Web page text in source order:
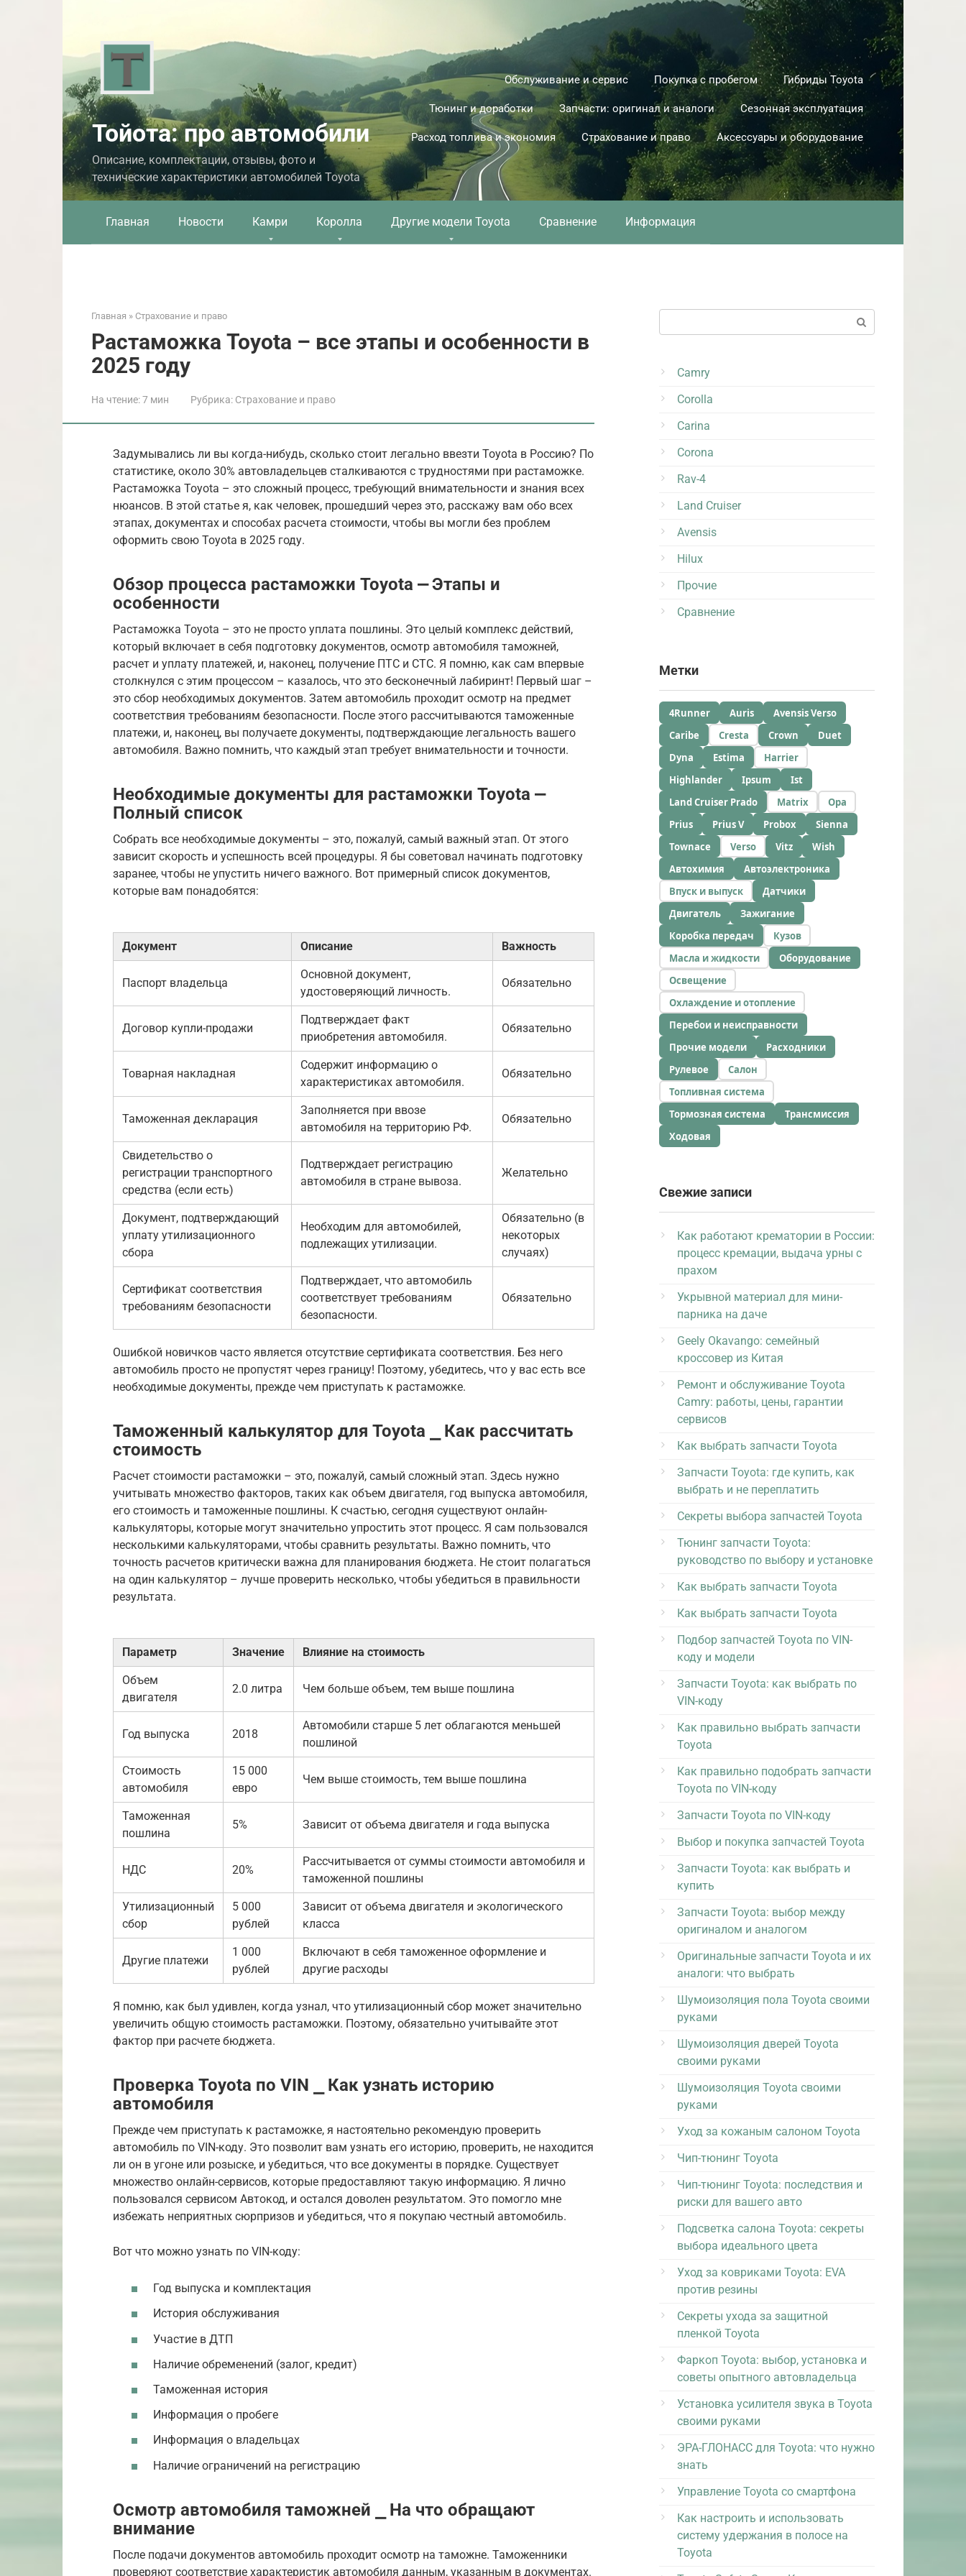
Тойота: про автомобили
Описание, комплектации, отзывы, фото и
технические характеристики автомобилей Toyota
Обслуживание и сервис Покупка с пробегом Гибриды Toyota
Тюнинг и доработки Запчасти: оригинал и аналоги Сезонная эксплуатация
Расход топлива и экономия Страхование и право Аксессуары и оборудование
Главная Новости Камри Королла Другие модели Toyota Сравнение Информация
Главная » Страхование и право
Растаможка Toyota – все этапы и особенности в
2025 году
На чтение:7 мин Рубрика: Страхование и право
Задумывались ли вы когда-нибудь, сколько стоит легально ввезти Toyota в Россию? По
статистике, около 30% автовладельцев сталкиваются с трудностями при растаможке.
Растаможка Toyota – это сложный процесс, требующий внимательности и знания всех
нюансов. В этой статье я, как человек, прошедший через это, расскажу вам обо всех
этапах, документах и способах расчета стоимости, чтобы вы могли без проблем
оформить свою Toyota в 2025 году.
Обзор процесса растаможки Toyota ⎼ Этапы и
особенности
Растаможка Toyota – это не просто уплата пошлины. Это целый комплекс действий,
который включает в себя подготовку документов, осмотр автомобиля таможней,
расчет и уплату платежей, и, наконец, получение ПТС и СТС. Я помню, как сам впервые
столкнулся с этим процессом – казалось, что это бесконечный лабиринт! Первый шаг –
это сбор необходимых документов. Затем автомобиль проходит осмотр на предмет
соответствия требованиям безопасности. После этого рассчитываются таможенные
платежи, и, наконец, вы получаете документы, подтверждающие легальность вашего
автомобиля. Важно помнить, что каждый этап требует внимательности и точности.
Необходимые документы для растаможки Toyota ⎼
Полный список
Собрать все необходимые документы – это, пожалуй, самый важный этап. От этого
зависит скорость и успешность всей процедуры. Я бы советовал начинать подготовку
заранее, чтобы не упустить ничего важного. Вот примерный список документов,
которые вам понадобятся:
Документ Описание Важность
Паспорт владельца
Основной документ,
удостоверяющий личность.
Обязательно
Договор купли-продажи
Подтверждает факт
приобретения автомобиля.
Обязательно
Товарная накладная
Содержит информацию о
характеристиках автомобиля.
Обязательно
Таможенная декларация
Заполняется при ввозе
автомобиля на территорию РФ.
Обязательно
Свидетельство о
регистрации транспортного
средства (если есть)
Подтверждает регистрацию
автомобиля в стране вывоза.
Желательно
Документ, подтверждающий
уплату утилизационного
сбора
Необходим для автомобилей,
подлежащих утилизации.
Обязательно (в
некоторых
случаях)
Сертификат соответствия
требованиям безопасности
Подтверждает, что автомобиль
соответствует требованиям
безопасности.
Обязательно
Ошибкой новичков часто является отсутствие сертификата соответствия. Без него
автомобиль просто не пропустят через границу! Поэтому, убедитесь, что у вас есть все
необходимые документы, прежде чем приступать к растаможке.
Таможенный калькулятор для Toyota ⎯ Как рассчитать
стоимость
Расчет стоимости растаможки – это, пожалуй, самый сложный этап. Здесь нужно
учитывать множество факторов, таких как объем двигателя, год выпуска автомобиля,
его стоимость и таможенные пошлины. К счастью, сегодня существуют онлайн-
калькуляторы, которые могут значительно упростить этот процесс. Я сам пользовался
несколькими калькуляторами, чтобы сравнить результаты. Важно помнить, что
точность расчетов критически важна для планирования бюджета. Не стоит полагаться
на один калькулятор – лучше проверить несколько, чтобы убедиться в правильности
результата.
Параметр Значение Влияние на стоимость
Объем
двигателя
2.0 литра Чем больше объем, тем выше пошлина
Год выпуска 2018
Автомобили старше 5 лет облагаются меньшей
пошлиной
Стоимость
автомобиля
15 000
евро
Чем выше стоимость, тем выше пошлина
Таможенная
пошлина
5% Зависит от объема двигателя и года выпуска
НДС 20%
Рассчитывается от суммы стоимости автомобиля и
таможенной пошлины
Утилизационный
сбор
5 000
рублей
Зависит от объема двигателя и экологического
класса
Другие платежи
1 000
рублей
Включают в себя таможенное оформление и
другие расходы
Я помню, как был удивлен, когда узнал, что утилизационный сбор может значительно
увеличить общую стоимость растаможки. Поэтому, обязательно учитывайте этот
фактор при расчете бюджета.
Проверка Toyota по VIN ⎯ Как узнать историю
автомобиля
Прежде чем приступать к растаможке, я настоятельно рекомендую проверить
автомобиль по VIN-коду. Это позволит вам узнать его историю, проверить, не находится
ли он в угоне или розыске, и убедиться, что все документы в порядке. Существует
множество онлайн-сервисов, которые предоставляют такую информацию. Я лично
пользовался сервисом Автокод, и остался доволен результатом. Это помогло мне
избежать неприятных сюрпризов и убедиться, что я покупаю честный автомобиль.
Вот что можно узнать по VIN-коду:
Год выпуска и комплектация
История обслуживания
Участие в ДТП
Наличие обременений (залог, кредит)
Таможенная история
Информация о пробеге
Информация о владельцах
Наличие ограничений на регистрацию
Осмотр автомобиля таможней ⎯ На что обращают
внимание
После подачи документов автомобиль проходит осмотр на таможне. Таможенники
проверяют соответствие характеристик автомобиля данным, указанным в документах.
Camry
Corolla
Carina
Corona
Rav-4
Land Cruiser
Avensis
Hilux
Прочие
Сравнение
Метки
4Runner Auris
Avensis Verso
Caribe
Cresta Crown
Duet
Dyna
Estima
Harrier
Highlander
Ipsum
Ist
Land Cruiser Prado
Matrix
Opa
Prius
Prius V Probox
Sienna
Townace
Verso Vitz
Wish
Автохимия
Автоэлектроника
Впуск и выпуск
Датчики
Двигатель
Зажигание
Коробка передач
Кузов
Масла и жидкости
Оборудование
Освещение
Охлаждение и отопление
Перебои и неисправности
Прочие модели
Расходники
Рулевое
Салон
Топливная система
Тормозная система
Трансмиссия
Ходовая
Свежие записи
Как работают крематории в России:
процесс кремации, выдача урны с
прахом
Укрывной материал для мини-
парника на даче
Geely Okavango: семейный
кроссовер из Китая
Ремонт и обслуживание Toyota
Camry: работы, цены, гарантии
сервисов
Как выбрать запчасти Toyota
Запчасти Toyota: где купить, как
выбрать и не переплатить
Секреты выбора запчастей Toyota
Тюнинг запчасти Toyota:
руководство по выбору и установке
Как выбрать запчасти Toyota
Как выбрать запчасти Toyota
Подбор запчастей Toyota по VIN-
коду и модели
Запчасти Toyota: как выбрать по
VIN-коду
Как правильно выбрать запчасти
Toyota
Как правильно подобрать запчасти
Toyota по VIN-коду
Запчасти Toyota по VIN-коду
Выбор и покупка запчастей Toyota
Запчасти Toyota: как выбрать и
купить
Запчасти Toyota: выбор между
оригиналом и аналогом
Оригинальные запчасти Toyota и их
аналоги: что выбрать
Шумоизоляция пола Toyota своими
руками
Шумоизоляция дверей Toyota
своими руками
Шумоизоляция Toyota своими
руками
Уход за кожаным салоном Toyota
Чип-тюнинг Toyota
Чип-тюнинг Toyota: последствия и
риски для вашего авто
Подсветка салона Toyota: секреты
выбора идеального цвета
Уход за ковриками Toyota: EVA
против резины
Секреты ухода за защитной
пленкой Toyota
Фаркоп Toyota: выбор, установка и
советы опытного автовладельца
Установка усилителя звука в Toyota
своими руками
ЭРА-ГЛОНАСС для Toyota: что нужно
знать
Управление Toyota со смартфона
Как настроить и использовать
систему удержания в полосе на
Toyota